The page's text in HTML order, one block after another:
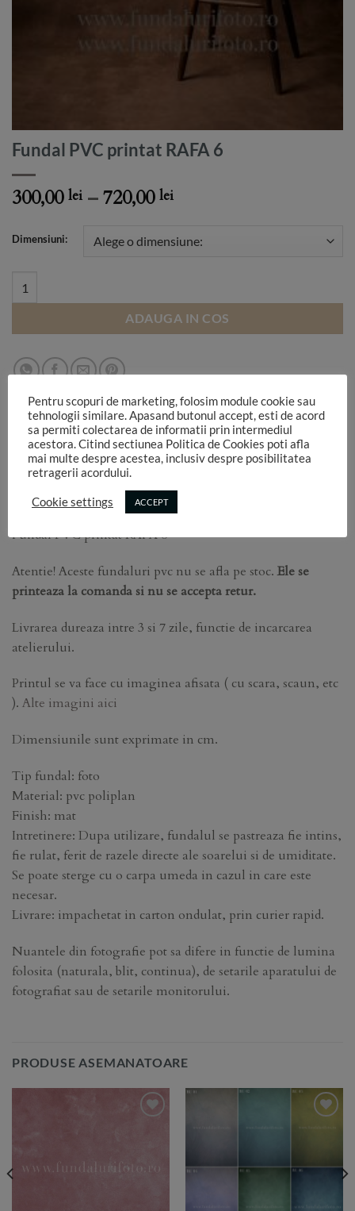
Fundal PVC printat RAFA 6
300,00 lei –720,00 leiPrice
300,00 lei
through
Dimensiuni:
ADAUGA IN COS
DESCRIERE
INFORMATII SUPLIMENTARE
Fundal PVC printat RAFA 6
Atentie! Aceste fundaluri pvc nu se afla pe stoc.Ele se
printeaza la comanda si nu se accepta retur.
Livrarea dureaza intre 3 si 7 zile, functie de incarcarea
atelierului.
Printul se va face cu imaginea afisata ( cu scara, scaun, etc
). Alte imagini aici
Dimensiunile sunt exprimate in cm.
Tip fundal: foto
Material: pvc poliplan
Finish: mat
Intretinere: Dupa utilizare, fundalul se pastreaza fie intins,
fie rulat, ferit de razele directe ale soarelui si de umiditate.
Se poate sterge cu o carpa umeda in cazul in care este
necesar.
Livrare: impachetat in carton ondulat, prin curier rapid.
Nuantele din fotografie pot sa difere in functie de lumina
folosita (naturala, blit, continua), de setarile aparatului de
fotografiat sau de setarile monitorului.
PRODUSE ASEMANATOARE
Pentru scopuri de marketing, folosim module cookie sau
tehnologii similare. Apasand butonul accept, esti de acord
sa permiti colectarea de informatii prin intermediul
acestora. Citind sectiunea Politica de Cookies poti afla
mai multe despre acestea, inclusiv despre posibilitatea
retragerii acordului.
Cookie settings ACCEPT